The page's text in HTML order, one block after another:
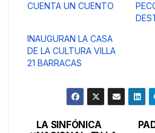
CUENTA UN CUENTO
INAUGURAN LA CASA
DE LA CULTURA VILLA
21 BARRACAS
LA SINFÓNICA